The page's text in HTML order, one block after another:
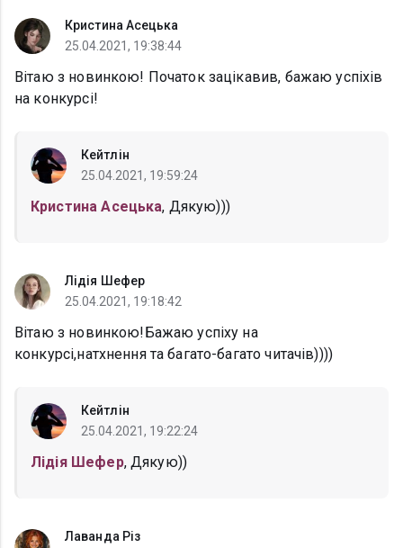
Кристина Асецька
25.04.2021, 19:38:44
Вітаю з новинкою! Початок зацікавив, бажаю успіхів
на конкурсі!
Кейтлін
25.04.2021, 19:59:24
Кристина Асецька, Дякую)))
Лідія Шефер
25.04.2021, 19:18:42
Вітаю з новинкою!Бажаю успіху на
конкурсі,натхнення та багато-багато читачів))))
Кейтлін
25.04.2021, 19:22:24
Лідія Шефер, Дякую))
Лаванда Різ